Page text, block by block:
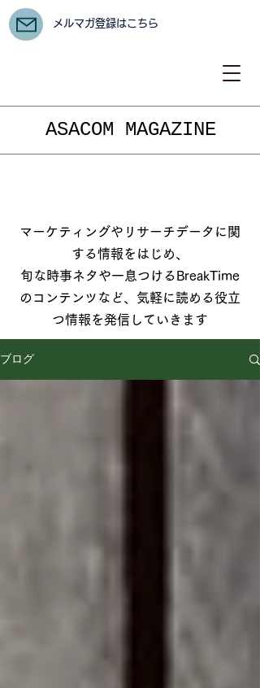
ASACOM MAGAZINE
メルマガ登録はこちら
マーケティングやリサーチデータに関
する情報をはじめ、
旬な時事ネタや一息つけるBreakTime
のコンテンツなど、気軽に読める役立
つ情報を発信していきます
ブログ